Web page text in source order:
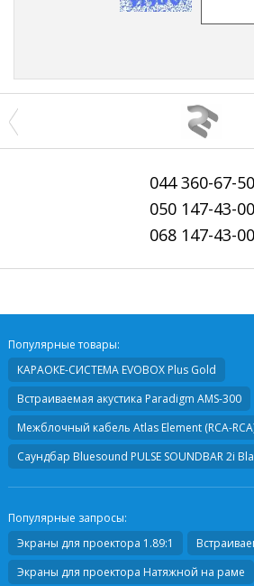
044360-67-50
050147-43-00
068147-43-00
Популярные товары:
КАРАОКЕ-СИСТЕМА EVOBOX Plus Gold
Встраиваемая акустика Paradigm AMS-300
Межблочный кабель Atlas Element (RCA-
Саундбар Bluesound PULSE SOUNDBAR 2i
Популярные запросы:
Экраны для проектора 1.89:1
Экраны для проектора Натяжной на раме